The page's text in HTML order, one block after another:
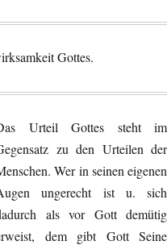
Gottes.
Urteil Gottes steht im
zu den Urteilen der
Wer in seinen eigenen
ungerecht ist u. sich
als vor Gott demütig
dem gibt Gott Seine